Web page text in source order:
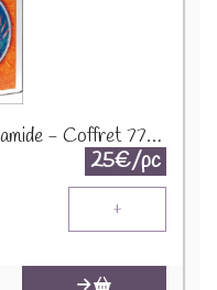
L'Oracle - L'Oracle de la Pyramide - Coffret 77378
25€/pc
+